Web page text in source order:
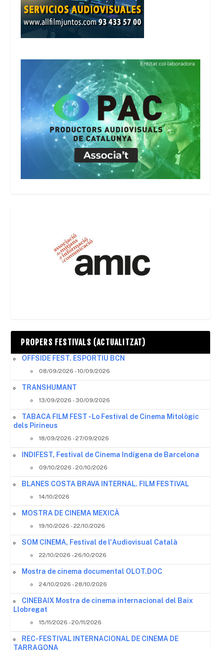
PROPERS FESTIVALS (ACTUALITZAT)
OFFSIDE FEST. ESPORTIU BCN
08/09/2026 - 10/09/2026
TRANSHUMANT
13/09/2026 - 30/09/2026
TABACA FILM FEST - Lo Festival de Cinema Mitològic
dels Pirineus
18/09/2026 - 27/09/2026
INDIFEST, Festival de Cinema Indígena de Barcelona
09/10/2026 - 20/10/2026
BLANES COSTA BRAVA INTERNAL. FILM FESTIVAL
14/10/2026
MOSTRA DE CINEMA MEXICÀ
19/10/2026 - 22/10/2026
SOM CINEMA, Festival de l'Audiovisual Català
22/10/2026 - 26/10/2026
Mostra de cinema documental OLOT.DOC
24/10/2026 - 28/10/2026
CINEBAIX Mostra de cinema internacional del Baix
Llobregat
15/11/2026 - 20/11/2026
REC- FESTIVAL INTERNACIONAL DE CINEMA DE
TARRAGONA